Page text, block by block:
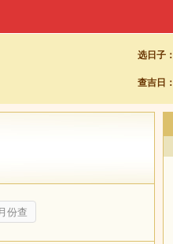
选日子：
查吉日：
份查